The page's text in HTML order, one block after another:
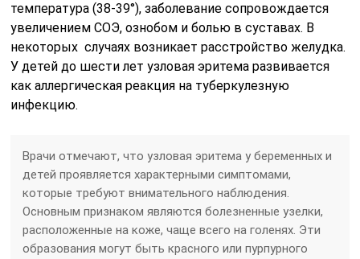
температура (38-39°), заболевание сопровождается
увеличением СОЭ, ознобом и болью в суставах. В
некоторых случаях возникает расстройство желудка.
У детей до шести лет узловая эритема развивается
как аллергическая реакция на туберкулезную
инфекцию.
Врачи отмечают, что узловая эритема у беременных и
детей проявляется характерными симптомами,
которые требуют внимательного наблюдения.
Основным признаком являются болезненные узелки,
расположенные на коже, чаще всего на голенях. Эти
образования могут быть красного или пурпурного